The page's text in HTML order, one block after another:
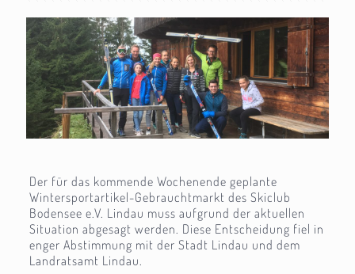
Der für das kommende Wochenende geplante
Wintersportartikel-Gebrauchtmarkt des Skiclub
Bodensee e.V. Lindau muss aufgrund der aktuellen
Situation abgesagt werden. Diese Entscheidung fiel in
enger Abstimmung mit der Stadt Lindau und dem
Landratsamt Lindau.